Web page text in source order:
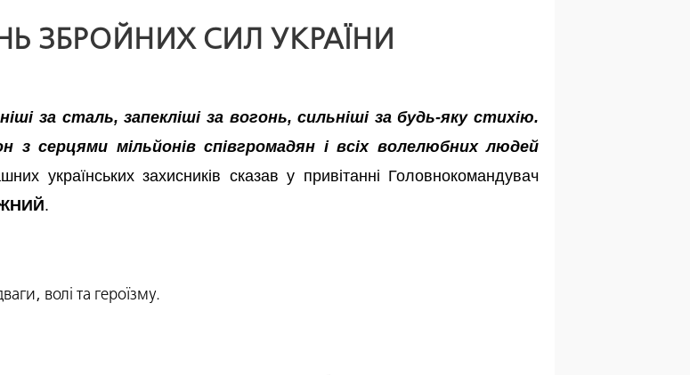
ЗБРОЙНИХ СИЛ УКРАЇНИ
за сталь, запекліші за вогонь, сильніші за будь-яку стихію.
з серцями мільйонів співгромадян і всіх волелюбних людей
українських захисників сказав у привітанні Головнокомандувач
.
волі та героїзму.